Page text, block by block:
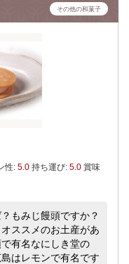
その他の和菓子
性: 5.0 持ち運び: 5.0 賞味
もみじ饅頭ですか？
ススメのお土産があ
有名なにしき堂の
はレモンで有名です